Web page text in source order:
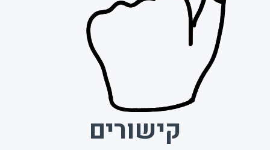
קישורים